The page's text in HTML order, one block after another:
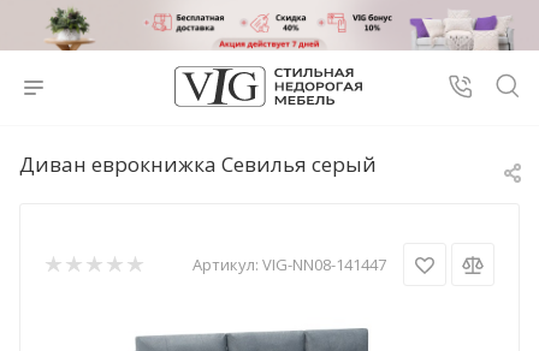
Диван еврокнижка Севилья серый
Артикул: VIG-NN08-141447